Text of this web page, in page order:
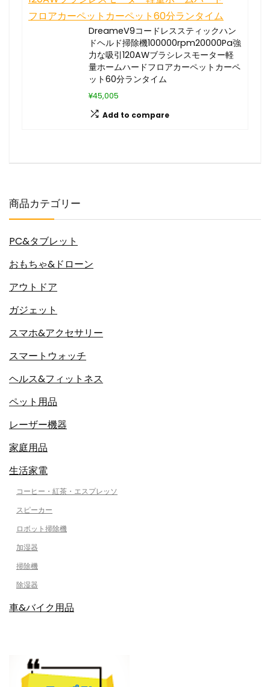
DreameV9コードレススティックハン
ドヘルド掃除機100000rpm20000Pa強
力な吸引120AWブラシレスモーター軽
量ホームハードフロアカーペットカーペ
ット60分ランタイム
¥45,005
Add to compare
商品カテゴリー
PC&タブレット
おもちゃ&ドローン
アウトドア
ガジェット
スマホ&アクセサリー
スマートウォッチ
ヘルス&フィットネス
ペット用品
レーザー機器
家庭用品
生活家電
コーヒー・紅茶・エスプレッソ
スピーカー
ロボット掃除機
加湿器
掃除機
除湿器
車&バイク用品